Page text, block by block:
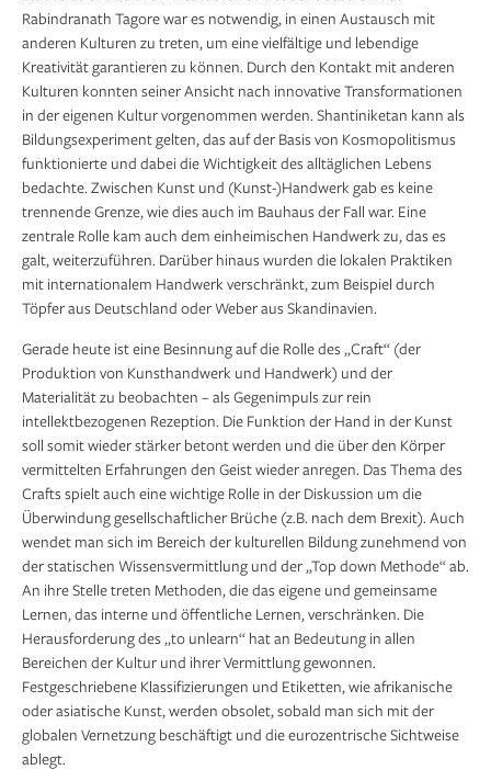
Rabindranath Tagore war es notwendig, in einen Austausch mit
anderen Kulturen zu treten, um eine vielfältige und lebendige
Kreativität garantieren zu können. Durch den Kontakt mit anderen
Kulturen konnten seiner Ansicht nach innovative Transformationen
in der eigenen Kultur vorgenommen werden. Shantiniketan kann als
Bildungsexperiment gelten, das auf der Basis von Kosmopolitismus
funktionierte und dabei die Wichtigkeit des alltäglichen Lebens
bedachte. Zwischen Kunst und (Kunst-)Handwerk gab es keine
trennende Grenze, wie dies auch im Bauhaus der Fall war. Eine
zentrale Rolle kam auch dem einheimischen Handwerk zu, das es
galt, weiterzuführen. Darüber hinaus wurden die lokalen Praktiken
mit internationalem Handwerk verschränkt, zum Beispiel durch
Töpfer aus Deutschland oder Weber aus Skandinavien.
Gerade heute ist eine Besinnung auf die Rolle des „Craft“ (der
Produktion von Kunsthandwerk und Handwerk) und der
Materialität zu beobachten – als Gegenimpuls zur rein
intellektbezogenen Rezeption. Die Funktion der Hand in der Kunst
soll somit wieder stärker betont werden und die über den Körper
vermittelten Erfahrungen den Geist wieder anregen. Das Thema des
Crafts spielt auch eine wichtige Rolle in der Diskussion um die
Überwindung gesellschaftlicher Brüche (z.B. nach dem Brexit). Auch
wendet man sich im Bereich der kulturellen Bildung zunehmend von
der statischen Wissensvermittlung und der „Top down Methode“ ab.
An ihre Stelle treten Methoden, die das eigene und gemeinsame
Lernen, das interne und öffentliche Lernen, verschränken. Die
Herausforderung des „to unlearn“ hat an Bedeutung in allen
Bereichen der Kultur und ihrer Vermittlung gewonnen.
Festgeschriebene Klassifizierungen und Etiketten, wie afrikanische
oder asiatische Kunst, werden obsolet, sobald man sich mit der
globalen Vernetzung beschäftigt und die eurozentrische Sichtweise
ablegt.